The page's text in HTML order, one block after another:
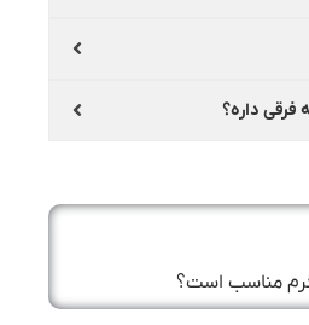
فرقی داره؟
مناسب است؟